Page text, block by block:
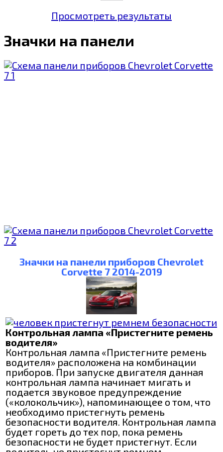
Просмотреть результаты
Значки на панели
Значки на панели приборов Chevrolet
Corvette 7 2014-2019
Контрольная лампа «Пристегните ремень
водителя»
Контрольная лампа «Пристегните ремень
водителя» расположена на комбинации
приборов. При запуске двигателя данная
контрольная лампа начинает мигать и
подается звуковое предупреждение
(«колокольчик»), напоминающее о том, что
необходимо пристегнуть ремень
безопасности водителя. Контрольная лампа
будет гореть до тех пор, пока ремень
безопасности не будет пристегнут. Если